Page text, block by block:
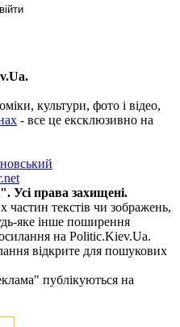
культури, фото і відео,
- все це ексклюзивно на
Усі права захищені.
текстів чи зображень,
яке інше поширення
на Politic.Kiev.Ua.
відкрите для пошукових
публікуються на